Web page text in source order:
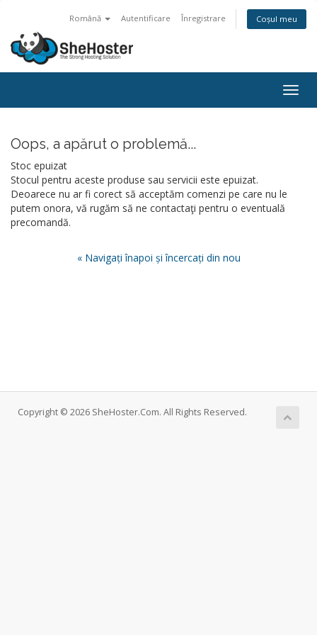
Română Autentificare Înregistrare Coșul meu
Oops, a apărut o problemă...
Stoc epuizat
Stocul pentru aceste produse sau servicii este epuizat.
Deoarece nu ar fi corect să acceptăm comenzi pe care nu le
putem onora, vă rugăm să ne contactaţi pentru o eventuală
precomandă.
« Navigați înapoi și încercați din nou
Copyright © 2026 SheHoster.Com. All Rights Reserved.